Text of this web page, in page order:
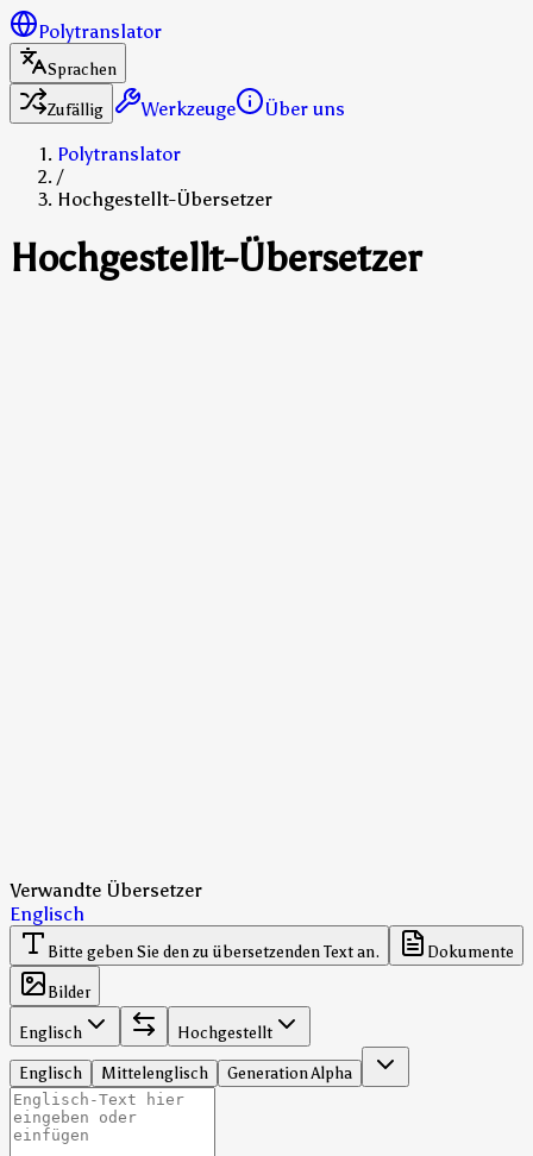
Polytranslator
Sprachen
Zufällig
Werkzeuge
Über uns
Polytranslator
/
Hochgestellt-Übersetzer
Hochgestellt-Übersetzer
Verwandte Übersetzer
Englisch
Bitte geben Sie den zu übersetzenden Text an.
Dokumente
Bilder
Englisch
Hochgestellt
Englisch
Mittelenglisch Generation Alpha